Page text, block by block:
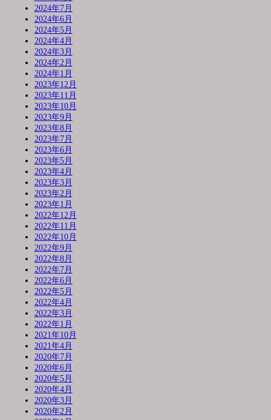
2024年7月
2024年6月
2024年5月
2024年4月
2024年3月
2024年2月
2024年1月
2023年12月
2023年11月
2023年10月
2023年9月
2023年8月
2023年7月
2023年6月
2023年5月
2023年4月
2023年3月
2023年2月
2023年1月
2022年12月
2022年11月
2022年10月
2022年9月
2022年8月
2022年7月
2022年6月
2022年5月
2022年4月
2022年3月
2022年1月
2021年10月
2021年4月
2020年7月
2020年6月
2020年5月
2020年4月
2020年3月
2020年2月